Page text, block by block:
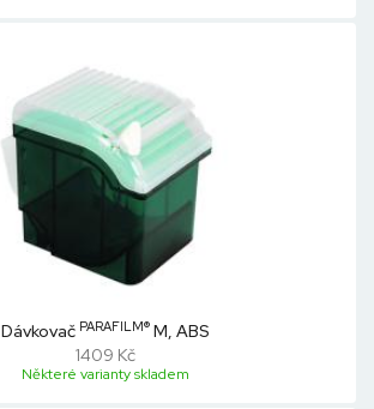
Dávkovač PARAFILM® M, ABS
1409 Kč
Některé varianty skladem